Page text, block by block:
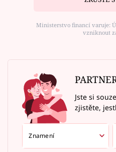
Ministerstvo financí varuje:
vzniknout
Jste si
zjistěte,